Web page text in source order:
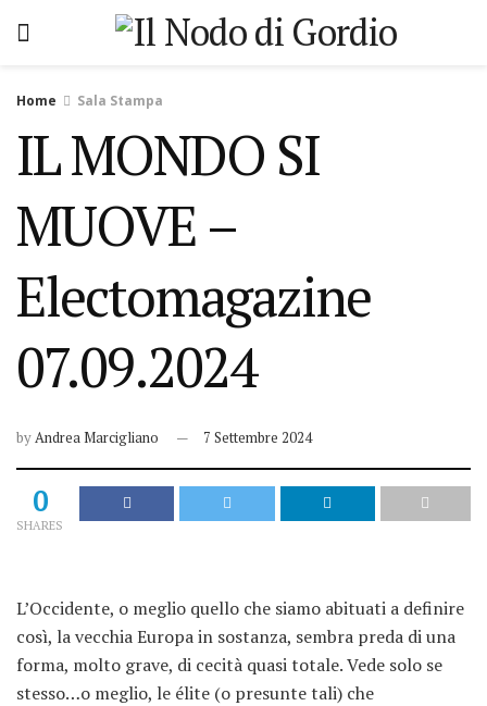
Home Sala Stampa
IL MONDO SI
MUOVE –
Electomagazine
07.09.2024
byAndrea Marcigliano 7 Settembre 2024
0
SHARES
L’Occidente, o meglio quello che siamo abituati a definire
così, la vecchia Europa in sostanza, sembra preda di una
forma, molto grave, di cecità quasi totale. Vede solo se
stesso…o meglio, le élite (o presunte tali) che